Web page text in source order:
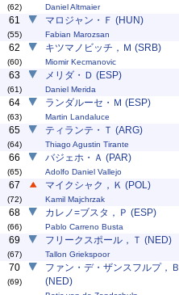
(62) Daniel Altmaier
61
(55)
マロジャン・Ｆ (HUN)
Fabian Marozsan
62
(60)
キツマノビッチ，Ｍ (SRB)
Miomir Kecmanovic
63
(61)
メリダ・Ｄ (ESP)
Daniel Merida
64
(63)
ランダルーセ・Ｍ (ESP)
Martin Landaluce
65
(64)
ティランテ・Ｔ (ARG)
Thiago Agustin Tirante
66
(65)
バジェホ・Ａ (PAR)
Adolfo Daniel Vallejo
67
(72)
マイクシャク，Ｋ (POL)
Kamil Majchrzak
68
(66)
カレノ=ブスタ，Ｐ (ESP)
Pablo Carreno Busta
69
(67)
フリークスポール，Ｔ (NED)
Tallon Griekspoor
70
(69)
ファン・デ・ザンスフルプ，Ｂ
(NED)